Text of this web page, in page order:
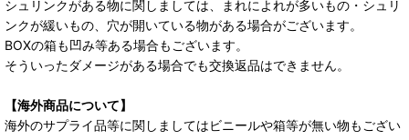
シュリンクがある物に関しましては、まれによれが多いもの・シュリ
ンクが緩いもの、穴が開いている物がある場合がございます。
BOXの箱も凹み等ある場合もございます。
そういったダメージがある場合でも交換返品はできません。
【海外商品について】
海外のサプライ品等に関しましてはビニールや箱等が無い物もござい